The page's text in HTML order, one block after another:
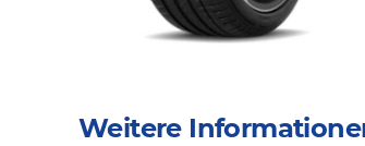
Weitere